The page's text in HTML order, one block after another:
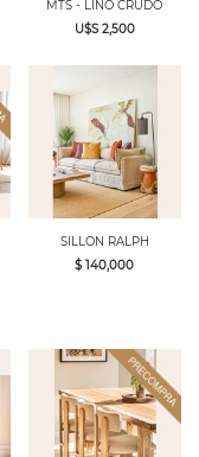
MTS - LINO CRUDO
U$S 2,500
SILLON RALPH
$ 140,000